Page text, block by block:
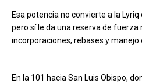
Esa potencia no convierte a la
pero sí le da una reserva de fuerza
incorporaciones, rebases y manejo
En la 101 hacia San Luis Obispo,